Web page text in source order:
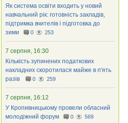
Як система освіти входить у новий
навчальний рік: готовність закладів,
підтримка вчителів і підготовка до
зими
0 253
7 серпня, 16:30
Кількість зупинених податкових
накладних скоротилася майже в п'ять
разів
0 259
7 серпня, 16:12
У Кропивницькому провели обласний
молодіжний форум
0 569